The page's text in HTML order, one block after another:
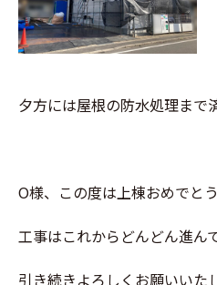
夕方には屋根の防水処理まで
O様、この度は上棟おめでと
工事はこれからどんどん進ん
引き続きよろしくお願いいた